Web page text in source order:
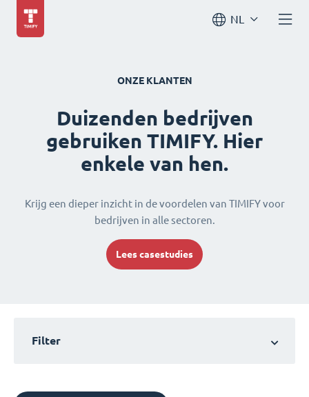
NL
ONZE KLANTEN
Duizenden bedrijven
gebruiken TIMIFY. Hier
enkele van hen.
Krijg een dieper inzicht in de voordelen van TIMIFY voor
bedrijven in alle sectoren.
Lees casestudies
Filter